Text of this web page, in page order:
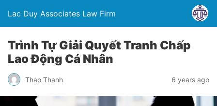
Lac Duy Associates Law Firm
Trình Tự Giải Quyết Tranh Chấp
Lao Động Cá Nhân
Thao Thanh 6 years ago